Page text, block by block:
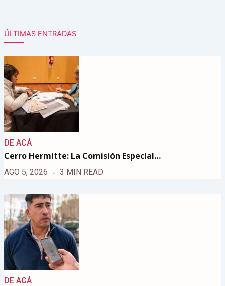
ÚLTIMAS ENTRADAS
DE ACÁ
Cerro Hermitte: La Comisión Especial…
AGO 5, 2026 3 MIN READ
DE ACÁ